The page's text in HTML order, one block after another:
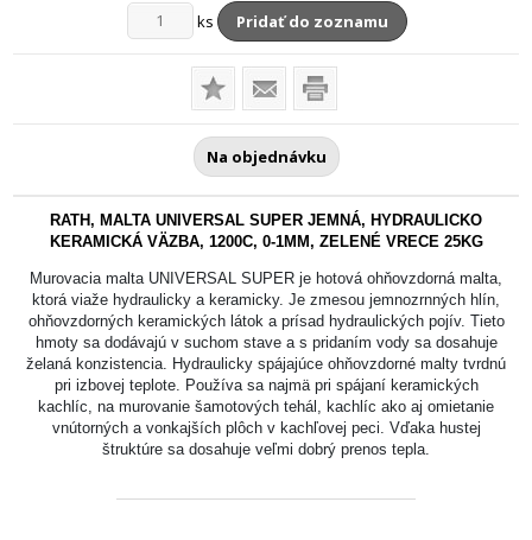
ks Pridať do zoznamu
Na objednávku
RATH, MALTA UNIVERSAL SUPER JEMNÁ, HYDRAULICKO
KERAMICKÁ VÄZBA, 1200C, 0-1MM, ZELENÉ VRECE 25KG
Murovacia malta UNIVERSAL SUPER je hotová ohňovzdorná malta,
ktorá viaže hydraulicky a keramicky. Je zmesou jemnozrnných hlín,
ohňovzdorných keramických látok a prísad hydraulických pojív. Tieto
hmoty sa dodávajú v suchom stave a s pridaním vody sa dosahuje
želaná konzistencia. Hydraulicky spájajúce ohňovzdorné malty tvrdnú
pri izbovej teplote. Používa sa najmä pri spájaní keramických
kachlíc, na murovanie šamotových tehál, kachlíc ako aj omietanie
vnútorných a vonkajších plôch v kachľovej peci. Vďaka hustej
štruktúre sa dosahuje veľmi dobrý prenos tepla.